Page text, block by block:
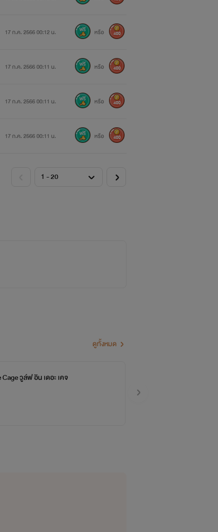
17 ก.ค. 2566 00:12 น. หรือ 400
17 ก.ค. 2566 00:11 น. หรือ 400
17 ก.ค. 2566 00:11 น. หรือ 400
17 ก.ค. 2566 00:11 น. หรือ 400
ดูทั้งหมด
วูล์ฟ อิน เดอะ เคจ